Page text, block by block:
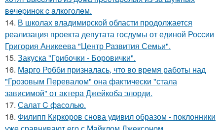
вeчepинoк c aлкoгoлeм.
14. В школах владимирской области продолжается
реализация проекта депутата госдумы от единой России
Григория Аникеева "Центр Развития Семьи".
15. Закуска "Грибочки - Боровички".
16. Марго Робби призналась, что во время работы над
"Грозовым Перевалом" она фактически "стала
зависимой" от актера Джейкоба элорди.
17. Салат C фaсoлью.
18. Филипп Киркоров снова удивил образом - поклонники